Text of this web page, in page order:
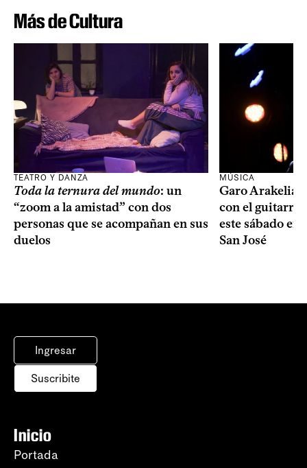
Más de Cultura
TEATRO Y DANZA
Toda la ternura del mundo: un
“zoom a la amistad” con dos
personas que se acompañan en sus
duelos
MÚSICA
Garo Arakelian
con el
este sábado en
San José
Ingresar
Suscribite
Inicio
Portada